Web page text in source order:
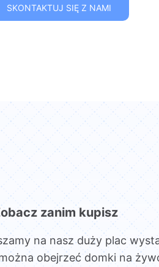
SKONTAKTUJ SIĘ Z NAMI
zanim kupisz
na nasz duży plac
obejrzeć domki na